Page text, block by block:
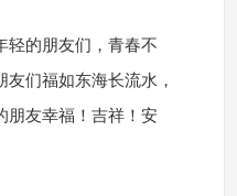
轻的朋友们，青春不
们福如东海长流水，
朋友幸福！吉祥！安